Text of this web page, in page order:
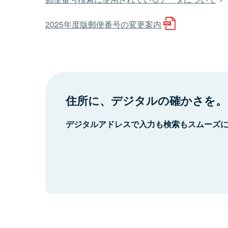
2025年度版郵便番号の変更案内
住所に、デジタルの確かさを。
デジタルアドレスで入力も検索もスムーズ